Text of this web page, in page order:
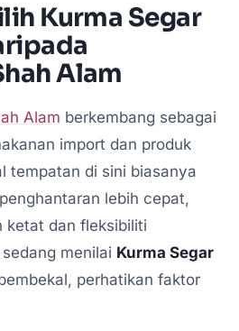
Kurma Segar
Alam
Alam berkembang sebagai
import dan produk
tempatan di sini biasanya
lebih cepat,
ketat dan fleksibiliti
menilai Kurma Segar
perhatikan faktor